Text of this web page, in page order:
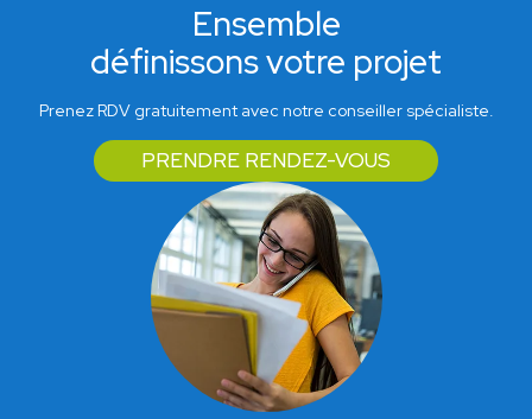
Ensemble
définissons votre projet
Prenez RDV gratuitement avec notre conseiller spécialiste.
PRENDRE RENDEZ-VOUS